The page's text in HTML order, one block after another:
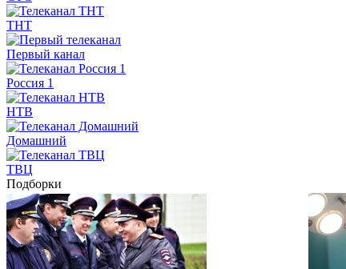
ТНТ
Первый канал
Россия 1
НТВ
Домашний
ТВЦ
Подборки